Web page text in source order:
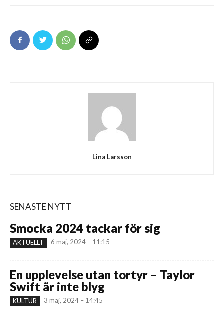
Lina Larsson
SENASTE NYTT
Smocka 2024 tackar för sig
AKTUELLT 6 maj, 2024 – 11:15
En upplevelse utan tortyr – Taylor
Swift är inte blyg
KULTUR 3 maj, 2024 – 14:45